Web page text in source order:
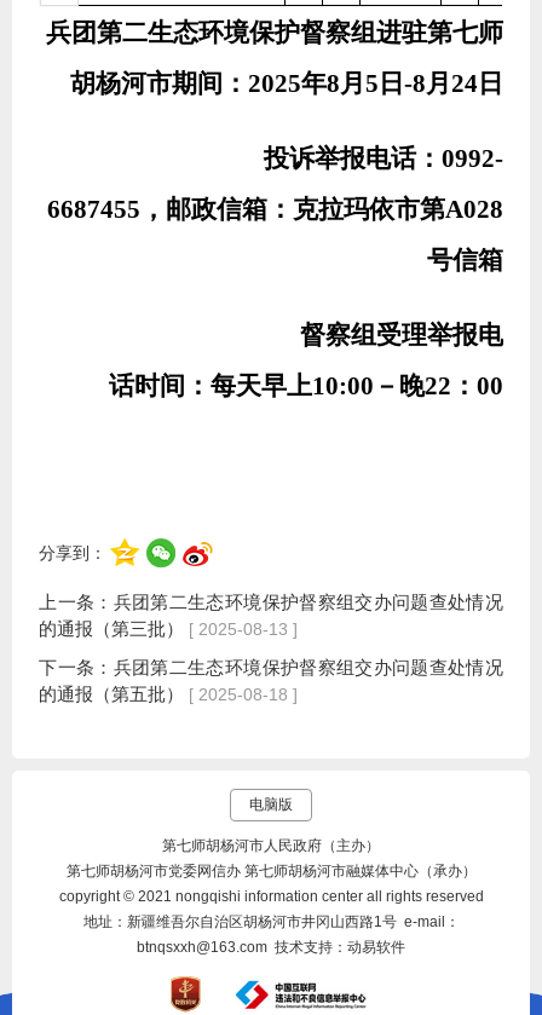
兵团第二生态环境保护督察组进驻第七师
胡杨河市期间： 2025年8月 5 日 -8月 24日
投诉举报电话： 0992-
6687455 ，邮政信箱： 克拉玛依市第A028
号信箱
督察组受理举报电
话时间：每天早上10:00 －晚22 ： 00
分享到：
上一条： 兵团第二生态环境保护督察组交办问题查处情况
的通报（第三批）
[ 2025-08-13 ]
下一条： 兵团第二生态环境保护督察组交办问题查处情况
的通报（第五批）
[ 2025-08-18 ]
电脑版
第七师胡杨河市人民政府（主办）
第七师胡杨河市党委网信办 第七师胡杨河市融媒体中心（承办）
copyright © 2021 nongqishi information center all rights reserved
地址：新疆维吾尔自治区胡杨河市井冈山西路1号 e-mail：
btnqsxxh@163.com 技术支持：动易软件